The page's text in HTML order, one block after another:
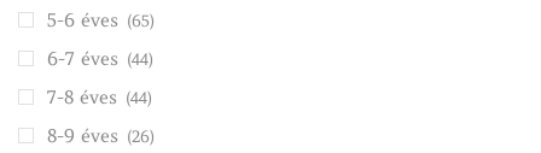
5-6 éves (65)
6-7 éves (44)
7-8 éves (44)
8-9 éves (26)